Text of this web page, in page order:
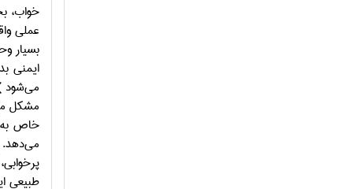
خواب،
عملی
بسیار
مشکل
خاص به
می‌دهد.
طبیعی